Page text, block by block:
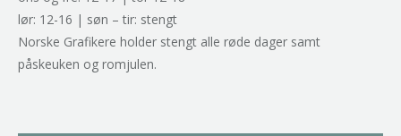
lør: 12-16 | søn – tir: stengt
Norske Grafikere holder stengt alle røde dager samt
påskeuken og romjulen.